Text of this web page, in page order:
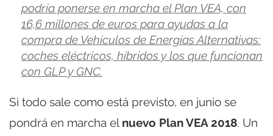
podría ponerse en marcha el Plan VEA, con
16,6 millones de euros para ayudas a la
compra de Vehículos de Energías Alternativas:
coches eléctricos, híbridos y los que funcionan
con GLP y GNC.
Si todo sale como está previsto, en junio se
pondrá en marcha el nuevo Plan VEA 2018. Un